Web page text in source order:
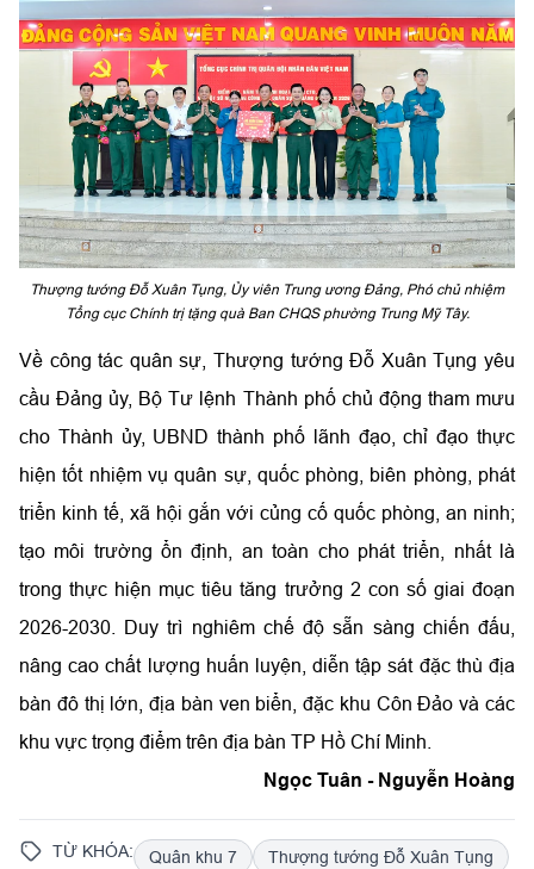
Thượng tướng Đỗ Xuân Tụng, Ủy viên Trung ương Đảng, Phó chủ nhiệm
Tổng cục Chính trị tặng quà Ban CHQS phường Trung Mỹ Tây.
Về công tác quân sự, Thượng tướng Đỗ Xuân Tụng yêu
cầu Đảng ủy, Bộ Tư lệnh Thành phố chủ động tham mưu
cho Thành ủy, UBND thành phố lãnh đạo, chỉ đạo thực
hiện tốt nhiệm vụ quân sự, quốc phòng, biên phòng, phát
triển kinh tế, xã hội gắn với củng cố quốc phòng, an ninh;
tạo môi trường ổn định, an toàn cho phát triển, nhất là
trong thực hiện mục tiêu tăng trưởng 2 con số giai đoạn
2026-2030. Duy trì nghiêm chế độ sẵn sàng chiến đấu,
nâng cao chất lượng huấn luyện, diễn tập sát đặc thù địa
bàn đô thị lớn, địa bàn ven biển, đặc khu Côn Đảo và các
khu vực trọng điểm trên địa bàn TP Hồ Chí Minh.
Ngọc Tuân - Nguyễn Hoàng
TỪ KHÓA: Quân khu 7
Thượng tướng Đỗ Xuân Tụng